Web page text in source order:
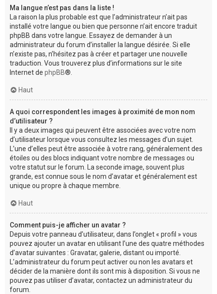
Ma langue n’est pas dans la liste !
La raison la plus probable est que l’administrateur n’ait pas
installé votre langue ou bien que personne n’ait encore traduit
phpBB dans votre langue. Essayez de demander à un
administrateur du forum d’installer la langue désirée. Si elle
n’existe pas, n’hésitez pas à créer et partager une nouvelle
traduction. Vous trouverez plus d’informations sur le site
Internet de phpBB®.
Haut
A quoi correspondent les images à proximité de mon nom
d’utilisateur ?
Il y a deux images qui peuvent être associées avec votre nom
d’utilisateur lorsque vous consultez les messages d’un sujet.
L’une d’elles peut être associée à votre rang, généralement des
étoiles ou des blocs indiquant votre nombre de messages ou
votre statut sur le forum. La seconde image, souvent plus
grande, est connue sous le nom d’avatar et généralement est
unique ou propre à chaque membre.
Haut
Comment puis-je afficher un avatar ?
Depuis votre panneau d’utilisateur, dans l’onglet « profil » vous
pouvez ajouter un avatar en utilisant l’une des quatre méthodes
d’avatar suivantes : Gravatar, galerie, distant ou importé.
L’administrateur du forum peut activer ou non les avatars et
décider de la manière dont ils sont mis à disposition. Si vous ne
pouvez pas utiliser d’avatar, contactez un administrateur du
forum.